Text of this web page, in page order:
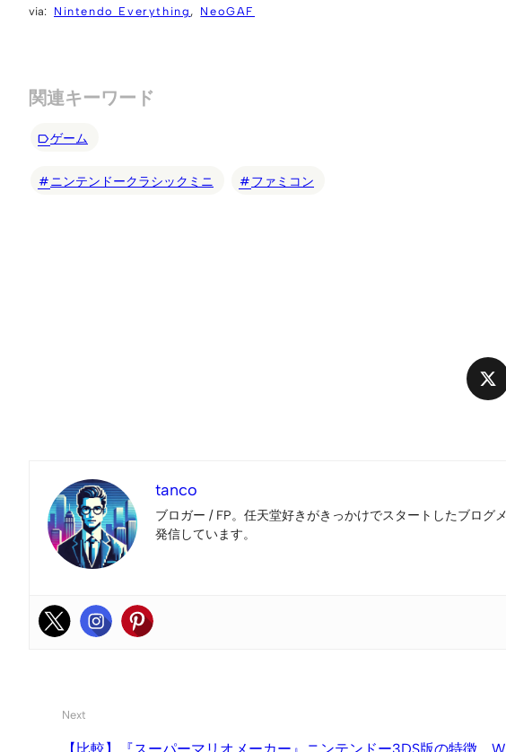
Nintendo Everything NeoGAF
関連キーワード
ゲーム
ニンテンドークラシックミニ ファミコン
tanco
ブロガー / FP。任天堂好きがきっかけでスタートしたブログ
発信しています。
Next